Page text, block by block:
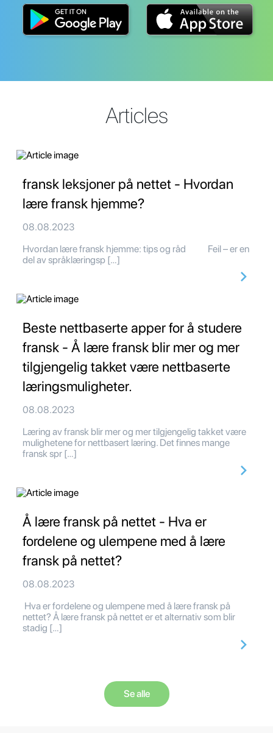
Articles
fransk leksjoner på nettet - Hvordan
lære fransk hjemme?
08.08.2023
Hvordan lære fransk hjemme: tips og råd Feil – er en
del av språklæringsp […]
Beste nettbaserte apper for å studere
fransk - Å lære fransk blir mer og mer
tilgjengelig takket være nettbaserte
læringsmuligheter.
08.08.2023
Læring av fransk blir mer og mer tilgjengelig takket være
mulighetene for nettbasert læring. Det finnes mange
fransk spr […]
Å lære fransk på nettet - Hva er
fordelene og ulempene med å lære
fransk på nettet?
08.08.2023
Hva er fordelene og ulempene med å lære fransk på
nettet? Å lære fransk på nettet er et alternativ som blir
stadig […]
Se alle